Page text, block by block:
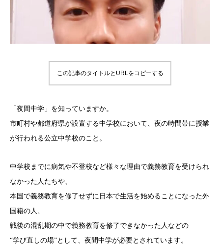
この記事のタイトルとURLをコピーする
「夜間中学」を知っていますか。
市町村や都道府県が設置する中学校において、夜の時間帯に授業
が行われる公立中学校のこと。
中学校までに病気や不登校など様々な理由で義務教育を受けられ
なかった人たちや、
本国で義務教育を修了せずに日本で生活を始めることになった外
国籍の人、
戦後の混乱期の中で義務教育を修了できなかった人などの
“学び直しの場”として、夜間中学が必要とされています。